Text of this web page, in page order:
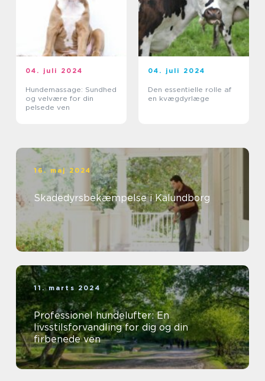
04. juli 2024
Hundemassage: Sundhed
og velvære for din
pelsede ven
04. juli 2024
Den essentielle rolle af
en kvægdyrlæge
16. maj 2024
Skadedyrsbekæmpelse i Kalundborg
11. marts 2024
Professionel hundelufter: En
livsstilsforvandling for dig og din
firbenede ven